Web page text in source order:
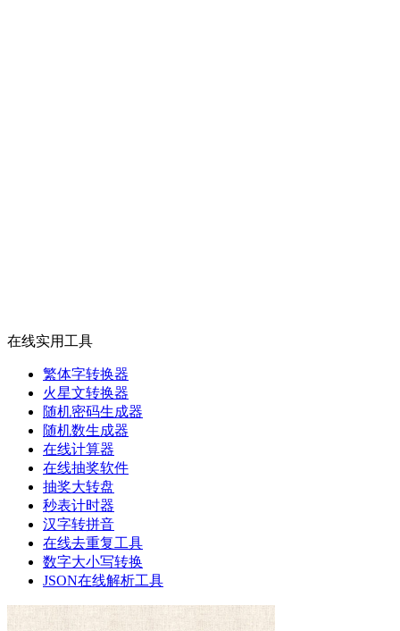
在线实用工具
繁体字转换器
火星文转换器
随机密码生成器
随机数生成器
在线计算器
在线抽奖软件
抽奖大转盘
秒表计时器
汉字转拼音
在线去重复工具
数字大小写转换
JSON在线解析工具